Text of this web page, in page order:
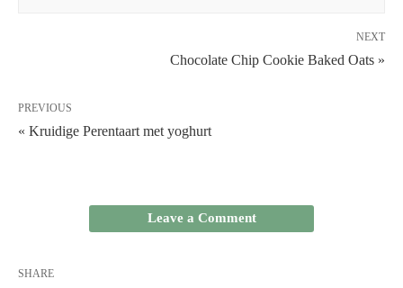
NEXT
Chocolate Chip Cookie Baked Oats »
PREVIOUS
« Kruidige Perentaart met yoghurt
Leave a Comment
SHARE